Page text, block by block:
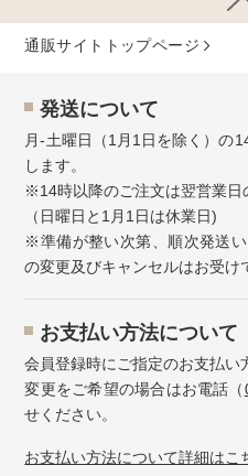
通販サイトトップページ
発送について
月-土曜日（1月1日を除く）の
します。
※14時以降のご注文は翌営業日
（日曜日と1月1日は休業日)
※準備が整い次第、順次発送
の変更及びキャンセルはお受け
お⽀払い⽅法について
会員登録時にご指定のお支払い
変更をご希望の場合はお電話（
せください。
お⽀払い⽅法について詳細はこ